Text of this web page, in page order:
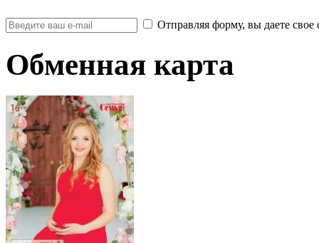
Отправляя форму, вы даете
Обменная карта